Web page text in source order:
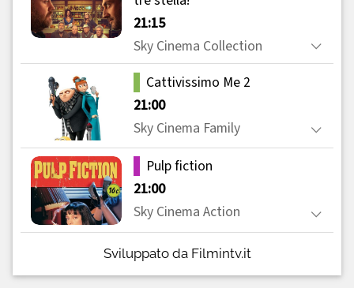
Sviluppato da Filmintv.it